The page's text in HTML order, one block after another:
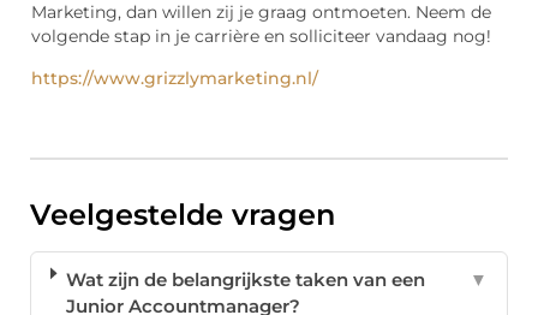
Marketing, dan willen zij je graag ontmoeten. Neem de
volgende stap in je carrière en solliciteer vandaag nog!
https://www.grizzlymarketing.nl/
Veelgestelde vragen
Wat zijn de belangrijkste taken van een
Junior Accountmanager?
▼